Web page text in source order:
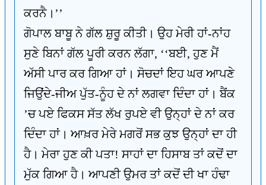
ਕਰਨੈ।’’
ਗੋਪਾਲ ਬਾਬੂ ਨੇ ਗੱਲ ਸ਼ੁਰੂ ਕੀਤੀ। ਉਹ ਮੇਰੀ ਹਾਂ-ਨਾਂਹ
ਸੁਣੇ ਬਿਨਾਂ ਗੱਲ ਪੂਰੀ ਕਰਨ ਲੱਗਾ, ‘‘ਬਈ, ਹੁਣ ਮੈਂ
ਅੱਸੀ ਪਾਰ ਕਰ ਗਿਆ ਹਾਂ। ਸੋਚਦਾਂ ਇਹ ਘਰ ਆਪਣੇ
ਜਿਉਂਦੇ-ਜੀਅ ਪੁੱਤ-ਨੂੰਹ ਦੇ ਨਾਂ ਲਗਵਾ ਦਿੰਦਾ ਹਾਂ। ਬੈਂਕ
’ਚ ਪਏ ਫਿਕਸ ਸੱਤ ਲੱਖ ਰੁਪਏ ਵੀ ਉਨ੍ਹਾਂ ਦੇ ਨਾਂ ਕਰ
ਦਿੰਦਾ ਹਾਂ। ਆਖ਼ਰ ਮੇਰੇ ਮਗਰੋਂ ਸਭ ਕੁਝ ਉਨ੍ਹਾਂ ਦਾ ਹੀ
ਹੈ। ਮੇਰਾ ਹੁਣ ਕੀ ਪਤਾ! ਸਾਹਾਂ ਦਾ ਹਿਸਾਬ ਤਾਂ ਕਦੋਂ ਦਾ
ਮੁੱਕ ਗਿਆ ਹੈ। ਆਪਣੀ ਉਮਰ ਤਾਂ ਕਦੋਂ ਦੀ ਖਾ ਹੰਢਾ